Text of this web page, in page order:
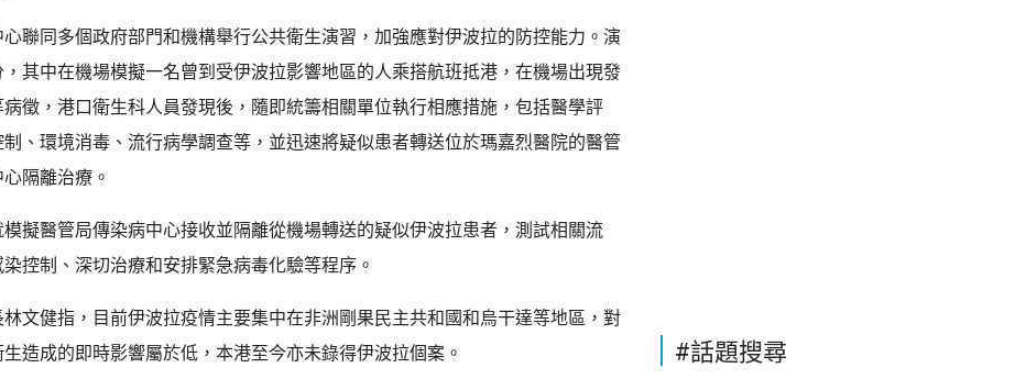
聯同多個政府部門和機構舉行公共衛生演習，加強應對伊波拉的防控能力。演
，其中在機場模擬一名曾到受伊波拉影響地區的人乘搭航班抵港，在機場出現發
徵，港口衛生科人員發現後，隨即統籌相關單位執行相應措施，包括醫學評
、環境消毒、流行病學調查等，並迅速將疑似患者轉送位於瑪嘉烈醫院的醫管
隔離治療。
模擬醫管局傳染病中心接收並隔離從機場轉送的疑似伊波拉患者，測試相關流
控制、深切治療和安排緊急病毒化驗等程序。
文健指，目前伊波拉疫情主要集中在非洲剛果民主共和國和烏干達等地區，對
造成的即時影響屬於低，本港至今亦未錄得伊波拉個案。
#話題搜尋